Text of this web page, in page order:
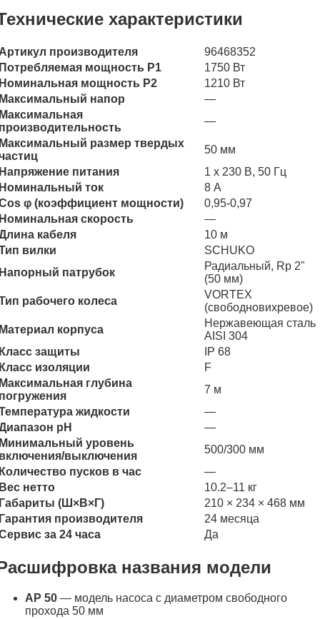
характеристики
производителя
96468352
мощность P1
1750 Вт
мощность P2
1210 Вт
напор
—
—
размер твердых
50 мм
питания
1 х 230 В, 50 Гц
ток
8 А
φ (коэффициент мощности)
0,95-0,97
скорость
—
кабеля
10 м
вилки
SCHUKO
патрубок
Радиальный, Rp 2"
(50 мм)
рабочего колеса
VORTEX
(свободновихревое)
корпуса
Нержавеющая сталь
AISI 304
защиты
IP 68
изоляции
F
глубина
7 м
жидкости
—
pH
—
уровень
выключения
500/300 мм
пусков в час
—
нетто
10.2–11 кг
(Ш×В×Г)
210 × 234 × 468 мм
производителя
24 месяца
за 24 часа
Да
названия модели
AP 50 — модель насоса с диаметром свободного
прохода 50 мм